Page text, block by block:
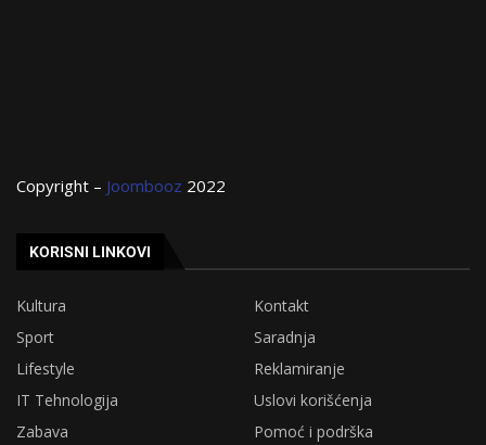
Copyright – Joombooz 2022
KORISNI LINKOVI
Kultura
Kontakt
Sport
Saradnja
Lifestyle
Reklamiranje
IT Tehnologija
Uslovi korišćenja
Zabava
Pomoć i podrška